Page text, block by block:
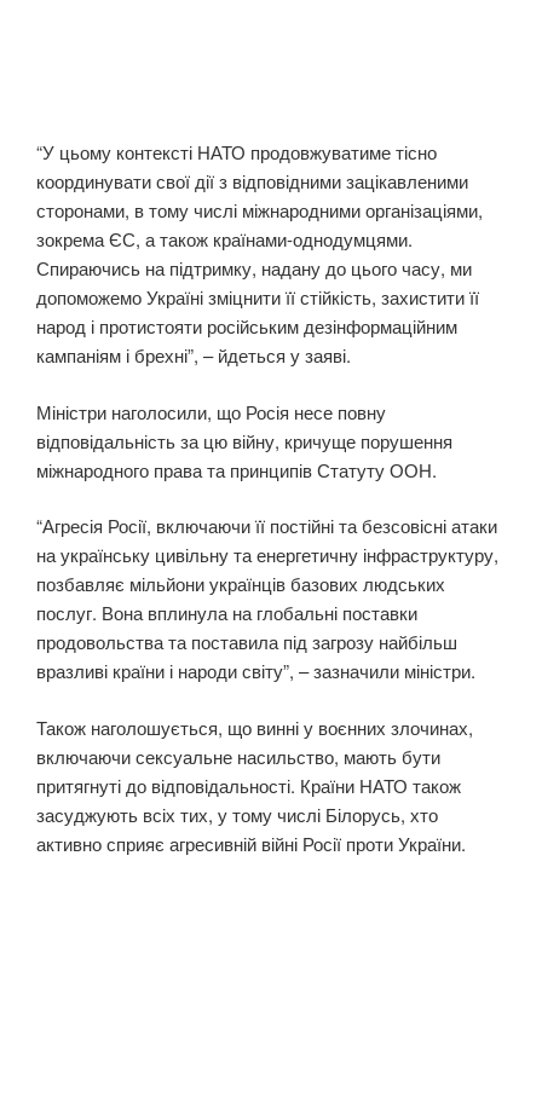
“У цьому контексті НАТО продовжуватиме тісно
координувати свої дії з відповідними зацікавленими
сторонами, в тому числі міжнародними організаціями,
зокрема ЄС, а також країнами-однодумцями.
Спираючись на підтримку, надану до цього часу, ми
допоможемо Україні зміцнити її стійкість, захистити її
народ і протистояти російським дезінформаційним
кампаніям і брехні”, – йдеться у заяві.
Міністри наголосили, що Росія несе повну
відповідальність за цю війну, кричуще порушення
міжнародного права та принципів Статуту ООН.
“Агресія Росії, включаючи її постійні та безсовісні атаки
на українську цивільну та енергетичну інфраструктуру,
позбавляє мільйони українців базових людських
послуг. Вона вплинула на глобальні поставки
продовольства та поставила під загрозу найбільш
вразливі країни і народи світу”, – зазначили міністри.
Також наголошується, що винні у воєнних злочинах,
включаючи сексуальне насильство, мають бути
притягнуті до відповідальності. Країни НАТО також
засуджують всіх тих, у тому числі Білорусь, хто
активно сприяє агресивній війні Росії проти України.